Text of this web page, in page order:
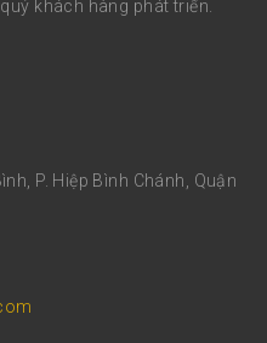
khách hàng phát triển.
P. Hiệp Bình Chánh, Quận